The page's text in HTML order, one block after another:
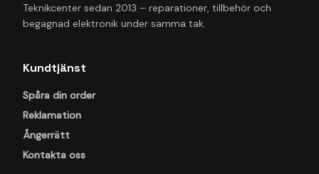
Teknikcenter sedan 2013 – reparationer, tillbehör och
begagnad elektronik under samma tak.
Kundtjänst
Spåra din order
Reklamation
Ångerrätt
Kontakta oss